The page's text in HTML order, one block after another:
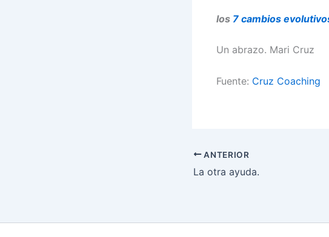
los 7 cambios
Un abrazo. Mari Cruz
Fuente: Cruz Coaching
ANTERIOR
La otra ayuda.